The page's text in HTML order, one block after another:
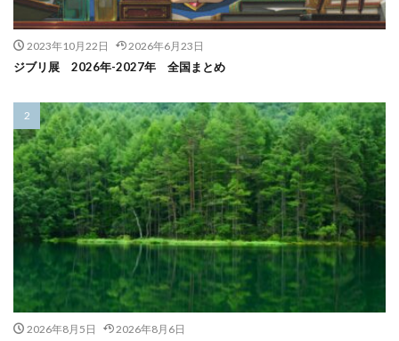
2023年10月22日 2026年6月23日
ジブリ展 2026年-2027年 全国まとめ
2026年8月5日 2026年8月6日